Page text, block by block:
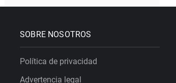
SOBRE NOSOTROS
Política de privacidad
Advertencia legal